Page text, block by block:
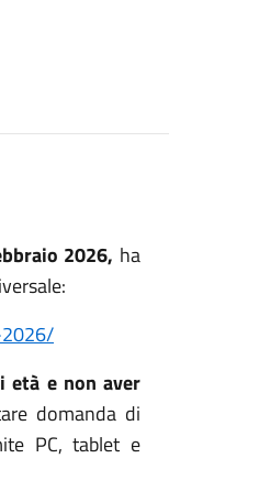
2026, ha
età e non aver
domanda di
PC, tablet e